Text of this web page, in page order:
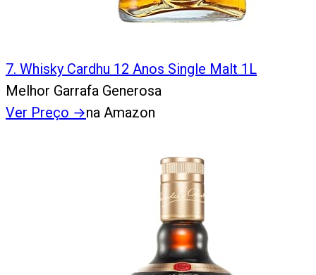
7. Whisky Cardhu 12 Anos Single Malt 1L
Melhor Garrafa Generosa
Ver Preço →na Amazon